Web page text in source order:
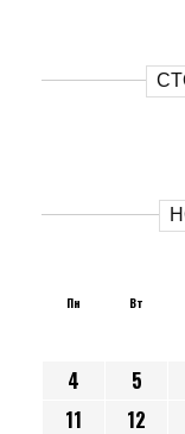
Пн Вт
4
5
11
12